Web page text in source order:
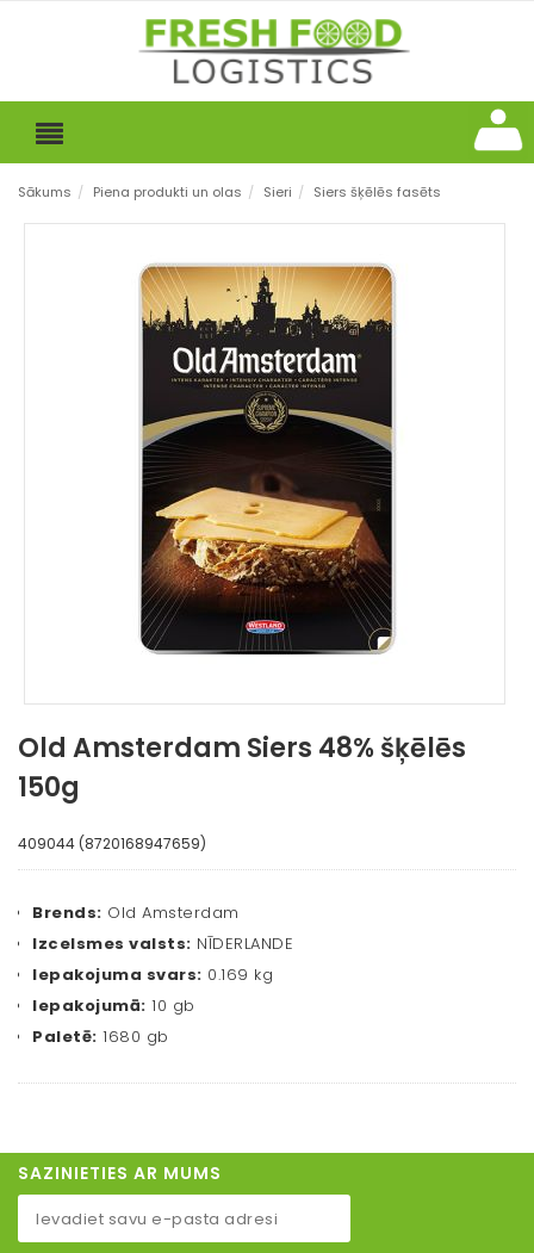
Sākums / Piena produkti un olas / Sieri / Siers šķēlēs fasēts
Old Amsterdam Siers 48% šķēlēs
150g
409044 (8720168947659)
Brends: Old Amsterdam
Izcelsmes valsts: NĪDERLANDE
Iepakojuma svars: 0.169 kg
Iepakojumā: 10 gb
Paletē: 1680 gb
SAZINIETIES AR MUMS